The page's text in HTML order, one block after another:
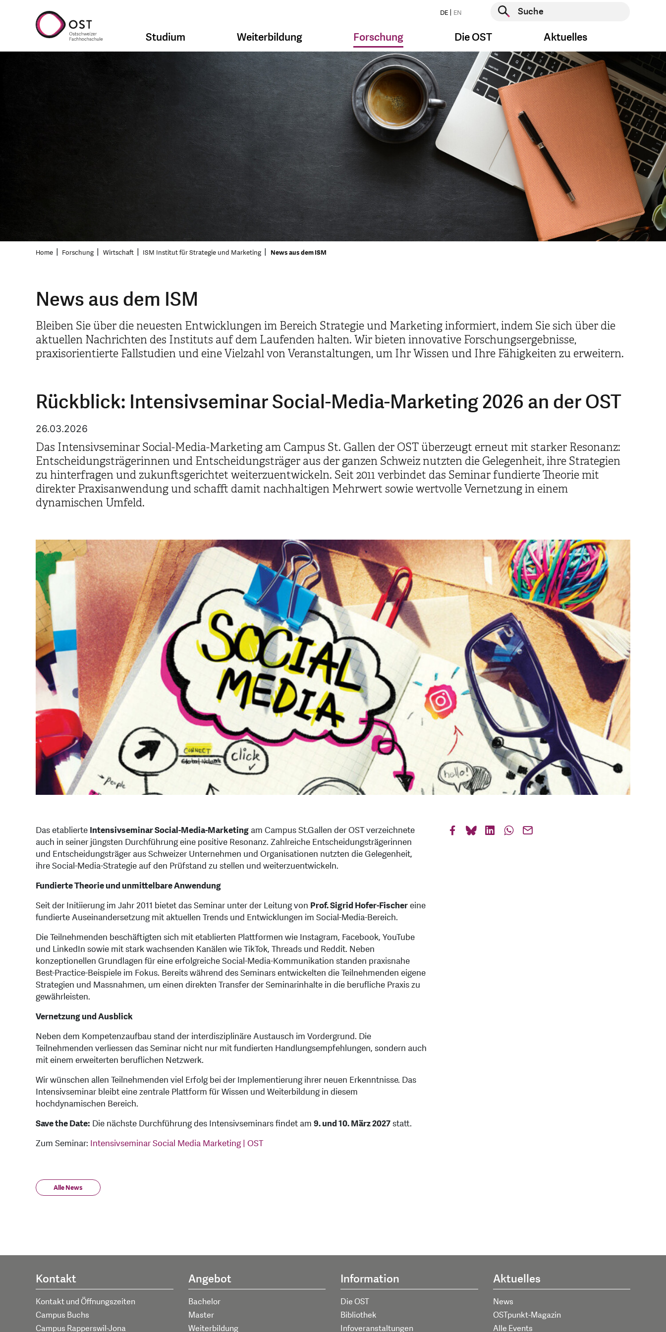
DE EN
Suche starten
Studium Weiterbildung Forschung Die OST Aktuelles
Home Forschung Wirtschaft ISM Institut für Strategie und Marketing News aus dem ISM
News aus dem ISM
Bleiben Sie über die neuesten Entwicklungen im Bereich Strategie und Marketing informiert, indem Sie sich über die
aktuellen Nachrichten des Instituts auf dem Laufenden halten. Wir bieten innovative Forschungsergebnisse,
praxisorientierte Fallstudien und eine Vielzahl von Veranstaltungen, um Ihr Wissen und Ihre Fähigkeiten zu erweitern.
Rückblick: Intensivseminar Social-Media-Marketing 2026 an der OST
26.03.2026
Das Intensivseminar Social-Media-Marketing am Campus St. Gallen der OST überzeugt erneut mit starker Resonanz:
Entscheidungsträgerinnen und Entscheidungsträger aus der ganzen Schweiz nutzten die Gelegenheit, ihre Strategien
zu hinterfragen und zukunftsgerichtet weiterzuentwickeln. Seit 2011 verbindet das Seminar fundierte Theorie mit
direkter Praxisanwendung und schafft damit nachhaltigen Mehrwert sowie wertvolle Vernetzung in einem
dynamischen Umfeld.
Das etablierte Intensivseminar Social-Media-Marketing am Campus St.Gallen der OST verzeichnete
auch in seiner jüngsten Durchführung eine positive Resonanz. Zahlreiche Entscheidungsträgerinnen
und Entscheidungsträger aus Schweizer Unternehmen und Organisationen nutzten die Gelegenheit,
ihre Social-Media-Strategie auf den Prüfstand zu stellen und weiterzuentwickeln.
Fundierte Theorie und unmittelbare Anwendung
Seit der Initiierung im Jahr 2011 bietet das Seminar unter der Leitung von Prof. Sigrid Hofer-Fischereine
fundierte Auseinandersetzung mit aktuellen Trends und Entwicklungen im Social-Media-Bereich.
Die Teilnehmenden beschäftigten sich mit etablierten Plattformen wie Instagram, Facebook, YouTube
und LinkedIn sowie mit stark wachsenden Kanälen wie TikTok, Threads und Reddit. Neben
konzeptionellen Grundlagen für eine erfolgreiche Social-Media-Kommunikation standen praxisnahe
Best-Practice-Beispiele im Fokus. Bereits während des Seminars entwickelten die Teilnehmenden eigene
Strategien und Massnahmen, um einen direkten Transfer der Seminarinhalte in die berufliche Praxis zu
gewährleisten.
Vernetzung und Ausblick
Neben dem Kompetenzaufbau stand der interdisziplinäre Austausch im Vordergrund. Die
Teilnehmenden verliessen das Seminar nicht nur mit fundierten Handlungsempfehlungen, sondern auch
mit einem erweiterten beruflichen Netzwerk.
Wir wünschen allen Teilnehmenden viel Erfolg bei der Implementierung ihrer neuen Erkenntnisse. Das
Intensivseminar bleibt eine zentrale Plattform für Wissen und Weiterbildung in diesem
hochdynamischen Bereich.
Save the Date: Die nächste Durchführung des Intensivseminars findet am 9. und 10. März 2027statt.
Zum Seminar: Intensivseminar Social Media Marketing | OST
Alle News
Kontakt
Kontakt und Öffnungszeiten
Campus Buchs
Campus Rapperswil-Jona
Angebot
Bachelor
Master
Weiterbildung
Information
Die OST
Bibliothek
Infoveranstaltungen
Aktuelles
News
OSTpunkt-Magazin
Alle Events